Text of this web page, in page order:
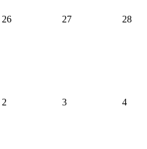
26 27 28
2 3
4